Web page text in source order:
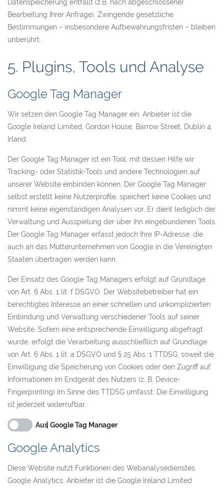
Datenspeicherung entfällt (z.B. nach abgeschlossener
Bearbeitung Ihrer Anfrage). Zwingende gesetzliche
Bestimmungen – insbesondere Aufbewahrungsfristen – bleiben
unberührt.
5. Plugins, Tools und Analyse
Google Tag Manager
Wir setzen den Google Tag Manager ein. Anbieter ist die
Google Ireland Limited, Gordon House, Barrow Street, Dublin 4,
Irland.
Der Google Tag Manager ist ein Tool, mit dessen Hilfe wir
Tracking- oder Statistik-Tools und andere Technologien auf
unserer Website einbinden können. Der Google Tag Manager
selbst erstellt keine Nutzerprofile, speichert keine Cookies und
nimmt keine eigenständigen Analysen vor. Er dient lediglich der
Verwaltung und Ausspielung der über ihn eingebundenen Tools.
Der Google Tag Manager erfasst jedoch Ihre IP-Adresse, die
auch an das Mutterunternehmen von Google in die Vereinigten
Staaten übertragen werden kann.
Der Einsatz des Google Tag Managers erfolgt auf Grundlage
von Art. 6 Abs. 1 lit. f DSGVO. Der Websitebetreiber hat ein
berechtigtes Interesse an einer schnellen und unkomplizierten
Einbindung und Verwaltung verschiedener Tools auf seiner
Website. Sofern eine entsprechende Einwilligung abgefragt
wurde, erfolgt die Verarbeitung ausschließlich auf Grundlage
von Art. 6 Abs. 1 lit. a DSGVO und § 25 Abs. 1 TTDSG, soweit die
Einwilligung die Speicherung von Cookies oder den Zugriff auf
Informationen im Endgerät des Nutzers (z. B. Device-
Fingerprinting) im Sinne des TTDSG umfasst. Die Einwilligung
ist jederzeit widerrufbar.
Google Tag Manager
Google Analytics
Diese Website nutzt Funktionen des Webanalysedienstes
Google Analytics. Anbieter ist die Google Ireland Limited